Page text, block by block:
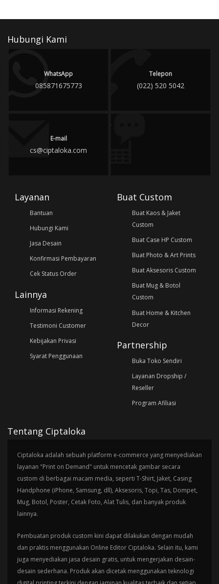
Hubungi Kami
WhatsApp
085871675773
Telepon
(022) 520 5042
E-mail
cs@ciptaloka.com
Layanan
Bantuan
Hubungi Kami
Jasa Desain
Konfirmasi Pembayaran
Cek Status Order
Lainnya
Informasi Rekening
Testimoni Customer
Kebijakan Privasi
Syarat Penggunaan
Buat Custom
Buat Kaos & Jaket
Custom
Buat Case HP Custom
Buat Photo & Art Prints
Buat Aksesoris Custom
Buat Mug & Botol
Custom
Buat Home & Kitchen
Decor
Partnership
Buka Toko Sendiri
Layanan Dropship /
Reseller
Program Afiliasi
Tentang Ciptaloka
Ciptaloka adalah sebuah platform e-commerce yang menyediakan
layanan "Print on Demand" untuk mencetak gambar secara
custom di berbagai macam media, seperti T-Shirt, Jaket, Casing
Handphone (iPhone, Samsung, dll), Aksesoris, Topi, Tas, Dompet,
Mug, Botol, Poster, Cetak Foto, Alat Tulis, dan banyak produk
lainnya.
Pembuatan produk custom kini dapat dilakukan dengan mudah
dan praktis menggunakan Online Editor Ciptaloka. Selain itu, kami
juga menyediakan jasa desain gratis, untuk mengerjakan desain-
desain sederhana. Produk akan dicetak menggunakan teknologi